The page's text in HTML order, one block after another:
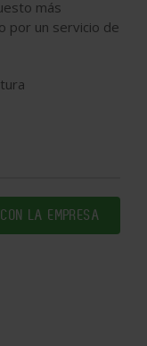
más
por un servicio de
LA EMPRESA